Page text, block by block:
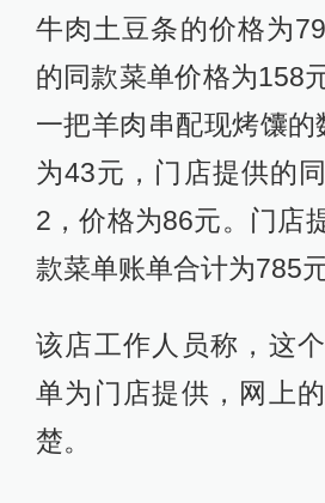
牛肉土豆条的价格为
的同款菜单价格为158
一把羊肉串配现烤馕
为43元，门店提供的
2，价格为86元。门店
款菜单账单合计为785元
该店工作人员称，这
单为门店提供，网上
楚。